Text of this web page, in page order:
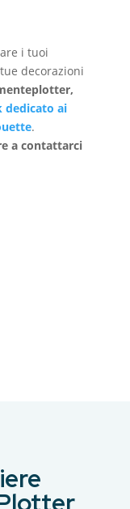
i tuoi
decorazioni
dedicato ai
.
a contattarci